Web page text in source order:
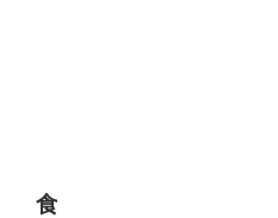
食品タンク清掃